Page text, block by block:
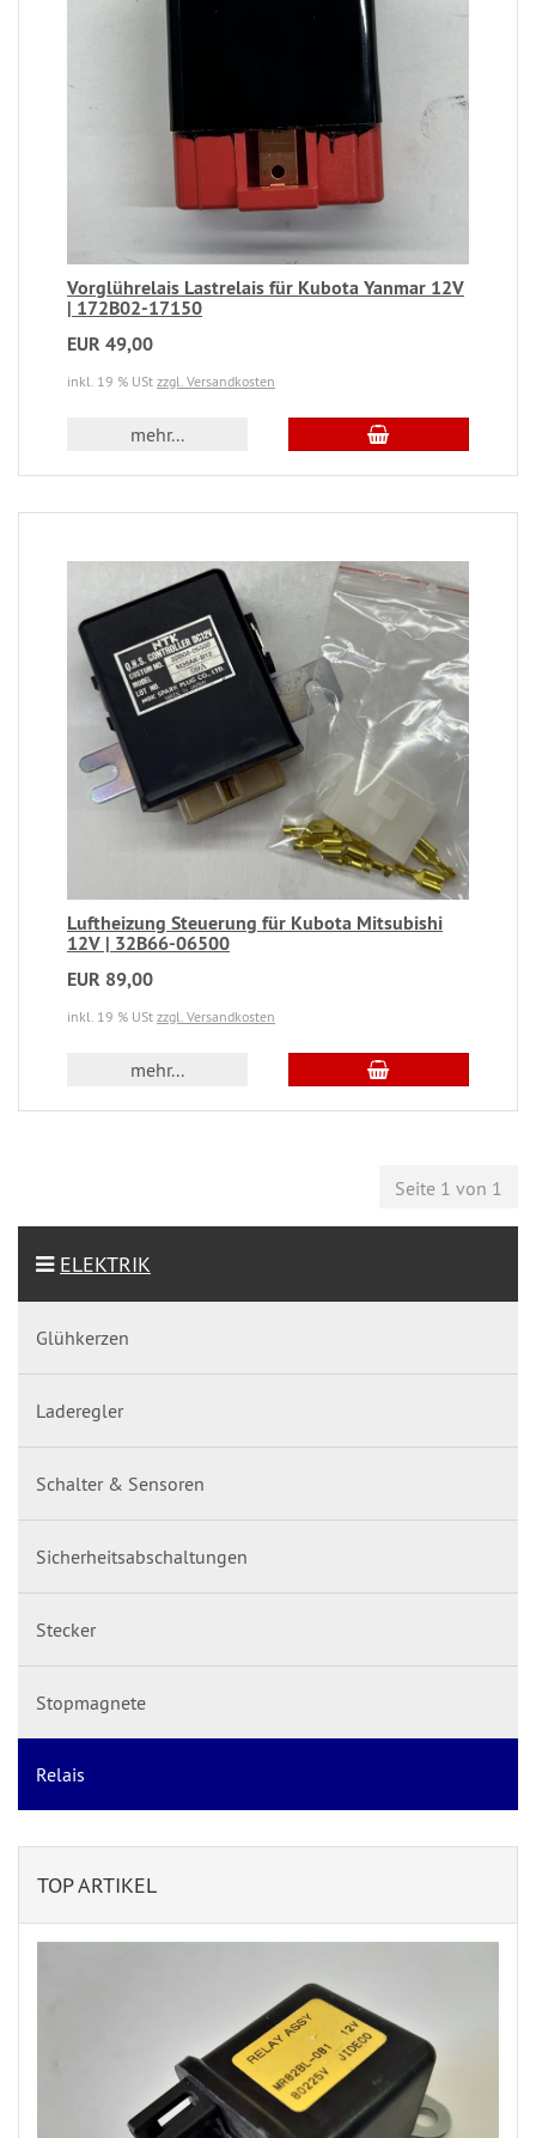
Vorglührelais Lastrelais für Kubota Yanmar 12V
| 172B02-17150
EUR 49,00
inkl. 19 % USt zzgl. Versandkosten
mehr...
Luftheizung Steuerung für Kubota Mitsubishi
12V | 32B66-06500
EUR 89,00
inkl. 19 % USt zzgl. Versandkosten
mehr...
Seite 1 von 1
ELEKTRIK
Glühkerzen
Laderegler
Schalter & Sensoren
Sicherheitsabschaltungen
Stecker
Stopmagnete
Relais
TOP ARTIKEL